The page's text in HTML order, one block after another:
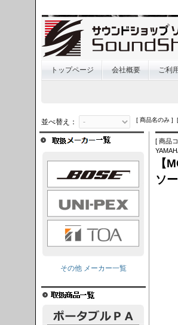
トップページ 会社概要 ご利
並べ替え： [ 商品名のみ ]
[ 商品
【
ソ
その他 メーカー一覧